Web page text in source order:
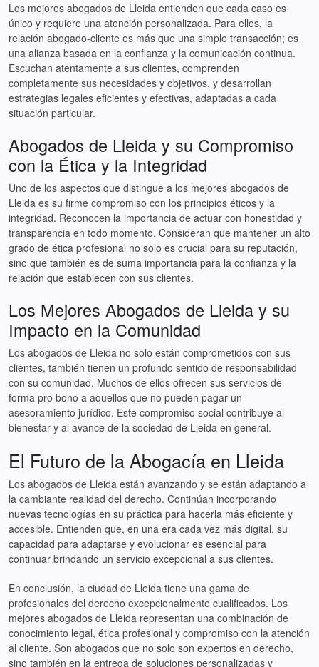
Los mejores abogados de Lleida entienden que cada caso es
único y requiere una atención personalizada. Para ellos, la
relación abogado-cliente es más que una simple transacción; es
una alianza basada en la confianza y la comunicación continua.
Escuchan atentamente a sus clientes, comprenden
completamente sus necesidades y objetivos, y desarrollan
estrategias legales eficientes y efectivas, adaptadas a cada
situación particular.
Abogados de Lleida y su Compromiso
con la Ética y la Integridad
Uno de los aspectos que distingue a los mejores abogados de
Lleida es su firme compromiso con los principios éticos y la
integridad. Reconocen la importancia de actuar con honestidad y
transparencia en todo momento. Consideran que mantener un alto
grado de ética profesional no solo es crucial para su reputación,
sino que también es de suma importancia para la confianza y la
relación que establecen con sus clientes.
Los Mejores Abogados de Lleida y su
Impacto en la Comunidad
Los abogados de Lleida no solo están comprometidos con sus
clientes, también tienen un profundo sentido de responsabilidad
con su comunidad. Muchos de ellos ofrecen sus servicios de
forma pro bono a aquellos que no pueden pagar un
asesoramiento jurídico. Este compromiso social contribuye al
bienestar y al avance de la sociedad de Lleida en general.
El Futuro de la Abogacía en Lleida
Los abogados de Lleida están avanzando y se están adaptando a
la cambiante realidad del derecho. Continúan incorporando
nuevas tecnologías en su práctica para hacerla más eficiente y
accesible. Entienden que, en una era cada vez más digital, su
capacidad para adaptarse y evolucionar es esencial para
continuar brindando un servicio excepcional a sus clientes.
En conclusión, la ciudad de Lleida tiene una gama de
profesionales del derecho excepcionalmente cualificados. Los
mejores abogados de Lleida representan una combinación de
conocimiento legal, ética profesional y compromiso con la atención
al cliente. Son abogados que no solo son expertos en derecho,
sino también en la entrega de soluciones personalizadas y